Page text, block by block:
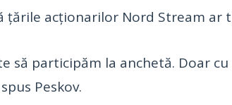
țările acționarilor Nord Stream
să participăm la anchetă. Doar
Peskov.